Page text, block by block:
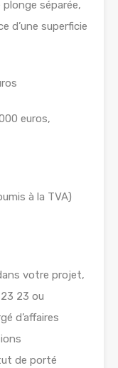
séparée,
d’une superficie
euros,
à la TVA)
votre projet,
23 ou
d’affaires
de porté